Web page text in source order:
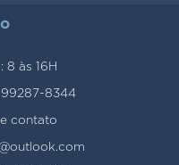
8 às 16H
99287-8344
contato